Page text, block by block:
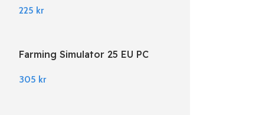
225 kr
Farming Simulator 25 EU PC
305 kr